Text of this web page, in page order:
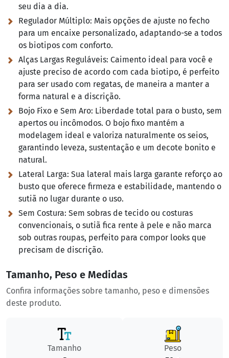
seu dia a dia.
Regulador Múltiplo: Mais opções de ajuste no fecho
para um encaixe personalizado, adaptando-se a todos
os biotipos com conforto.
Alças Largas Reguláveis: Caimento ideal para você e
ajuste preciso de acordo com cada biotipo, é perfeito
para ser usado com regatas, de maneira a manter a
forma natural e a discrição.
Bojo Fixo e Sem Aro: Liberdade total para o busto, sem
apertos ou incômodos. O bojo fixo mantém a
modelagem ideal e valoriza naturalmente os seios,
garantindo leveza, sustentação e um decote bonito e
natural.
Lateral Larga: Sua lateral mais larga garante reforço ao
busto que oferece firmeza e estabilidade, mantendo o
sutiã no lugar durante o uso.
Sem Costura: Sem sobras de tecido ou costuras
convencionais, o sutiã fica rente à pele e não marca
sob outras roupas, perfeito para compor looks que
precisam de discrição.
Tamanho, Peso e Medidas
Confira informações sobre tamanho, peso e dimensões
deste produto.
Tamanho
Peso